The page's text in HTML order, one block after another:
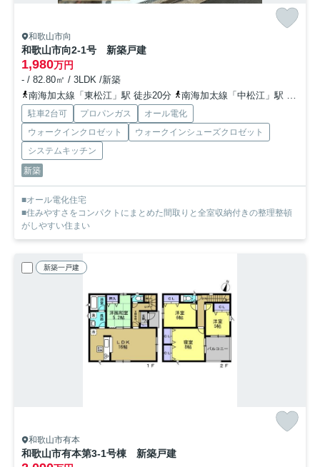
和歌山市向
和歌山市向2-1号 新築戸建
1,980万円
- / 82.80㎡ / 3LDK /新築
南海加太線「東松江」駅 徒歩20分
南海加太線「中松江」駅 徒歩27分
駐車2台可 プロパンガス
オール電化
ウォークインクロゼット
ウォークインシューズクロゼット
システムキッチン
新築
■オール電化住宅
■住みやすさをコンパクトにまとめた間取りと全室収納付きの整理整頓
がしやすい住まい
新築一戸建
和歌山市有本
和歌山市有本第3-1号棟 新築戸建